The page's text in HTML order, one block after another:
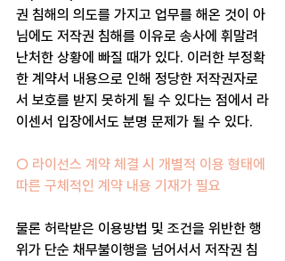
권 침해의 의도를 가지고 업무를 해온 것이 아
님에도 저작권 침해를 이유로 송사에 휘말려
난처한 상황에 빠질 때가 있다. 이러한 부정확
한 계약서 내용으로 인해 정당한 저작권자로
서 보호를 받지 못하게 될 수 있다는 점에서 라
이센서 입장에서도 분명 문제가 될 수 있다.
○ 라이선스 계약 체결 시 개별적 이용 형태에
따른 구체적인 계약 내용 기재가 필요
물론 허락받은 이용방법 및 조건을 위반한 행
위가 단순 채무불이행을 넘어서서 저작권 침